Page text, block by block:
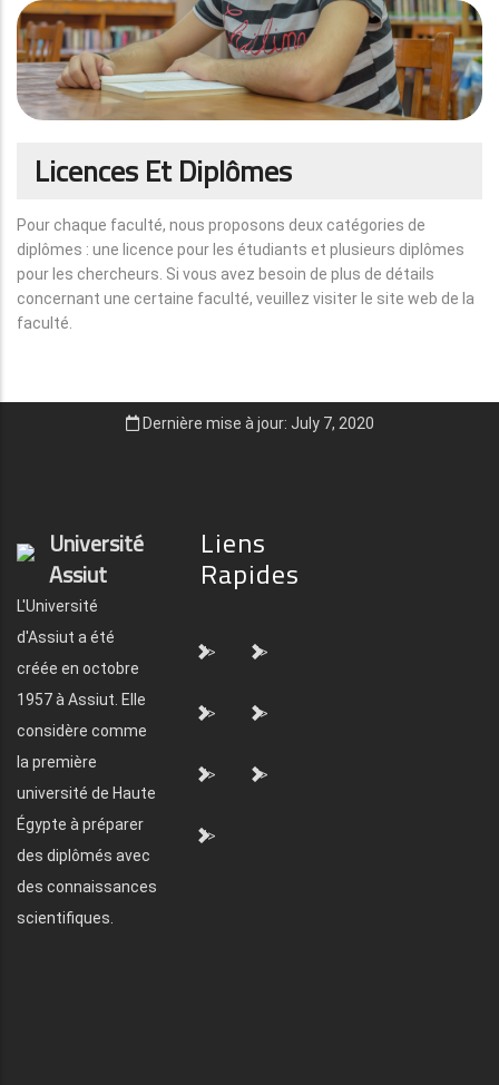
Licences Et Diplômes
Pour chaque faculté, nous proposons deux catégories de
diplômes : une licence pour les étudiants et plusieurs diplômes
pour les chercheurs. Si vous avez besoin de plus de détails
concernant une certaine faculté, veuillez visiter le site web de la
faculté.
Dernière mise à jour: July 7, 2020
Université
Assiut
L'Université
d'Assiut a été
créée en octobre
1957 à Assiut. Elle
considère comme
la première
université de Haute
Égypte à préparer
des diplômés avec
des connaissances
scientifiques.
Liens
Rapides
"> ">
"> ">
"> ">
">